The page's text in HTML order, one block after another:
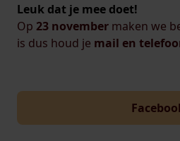
Leuk dat je mee doet!
Op 23 november maken we
is dus houd je mail en